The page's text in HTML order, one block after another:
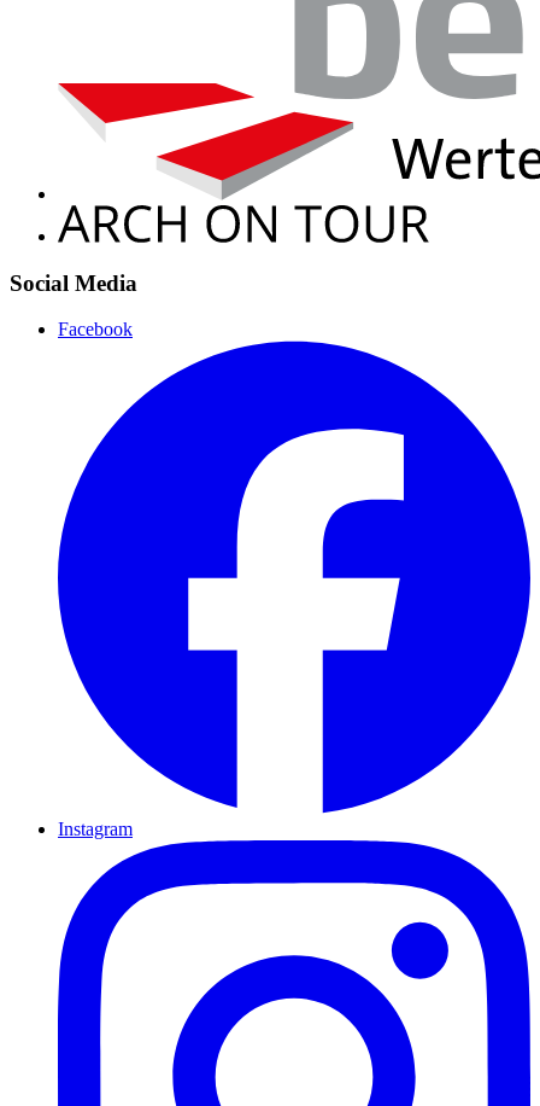
Social Media
Facebook
Instagram